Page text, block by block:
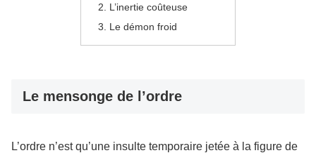
L’inertie coûteuse
Le démon froid
Le mensonge de l’ordre
L’ordre n’est qu’une insulte temporaire jetée à la figure de